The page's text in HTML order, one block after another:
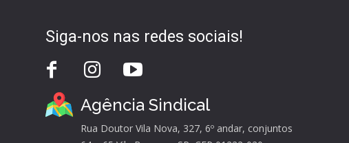
Siga-nos nas redes sociais!
Agência Sindical
Rua Doutor Vila Nova, 327, 6º andar, conjuntos